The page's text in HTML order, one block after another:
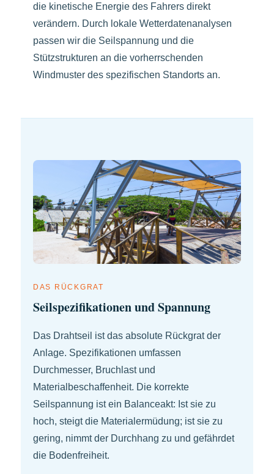
die kinetische Energie des Fahrers direkt
verändern. Durch lokale Wetterdatenanalysen
passen wir die Seilspannung und die
Stützstrukturen an die vorherrschenden
Windmuster des spezifischen Standorts an.
DAS RÜCKGRAT
Seilspezifikationen und Spannung
Das Drahtseil ist das absolute Rückgrat der
Anlage. Spezifikationen umfassen
Durchmesser, Bruchlast und
Materialbeschaffenheit. Die korrekte
Seilspannung ist ein Balanceakt: Ist sie zu
hoch, steigt die Materialermüdung; ist sie zu
gering, nimmt der Durchhang zu und gefährdet
die Bodenfreiheit.